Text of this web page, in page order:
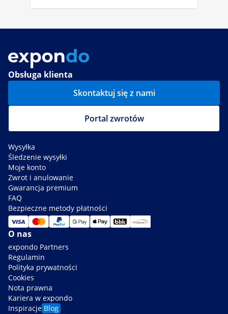
Obsługa klienta
Skontaktuj się z nami
Portal zwrotów
Wysyłka
Śledzenie wysyłki
Moje konto
Zwrot i anulowanie
Gwarancja premium
FAQ
Bezpieczne metody płatności
O nas
expondo Partners
Regulamin
Polityka prywatności
Cookies
Nota prawna
Kariera w expondo
Inspiracje Blog